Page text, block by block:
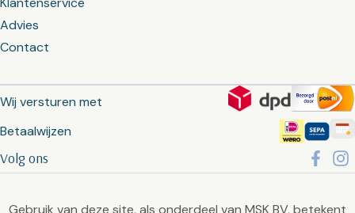
Advies
Contact
Wij versturen met
Betaalwijzen
Volg ons
Gebruik van deze site, als onderdeel van MSK BV, betekent